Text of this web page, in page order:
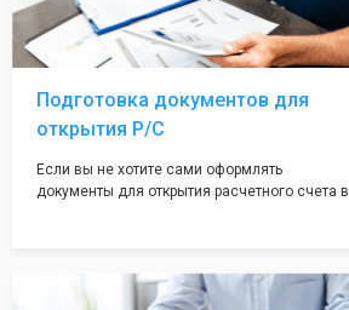
Подготовка документов для
открытия Р/С
Если вы не хотите сами оформлять
документы для открытия расчетного счета в
открытия счета, с минимальным затратом
вашего времени и сил!